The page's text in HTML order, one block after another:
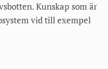
Kunskap som är
vid till exempel